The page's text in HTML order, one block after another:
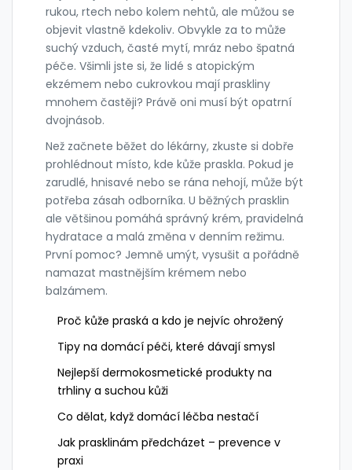
rukou, rtech nebo kolem nehtů, ale můžou se
objevit vlastně kdekoliv. Obvykle za to může
suchý vzduch, časté mytí, mráz nebo špatná
péče. Všimli jste si, že lidé s atopickým
ekzémem nebo cukrovkou mají praskliny
mnohem častěji? Právě oni musí být opatrní
dvojnásob.
Než začnete běžet do lékárny, zkuste si dobře
prohlédnout místo, kde kůže praskla. Pokud je
zarudlé, hnisavé nebo se rána nehojí, může být
potřeba zásah odborníka. U běžných prasklin
ale většinou pomáhá správný krém, pravidelná
hydratace a malá změna v denním režimu.
První pomoc? Jemně umýt, vysušit a pořádně
namazat mastnějším krémem nebo
balzámem.
Proč kůže praská a kdo je nejvíc ohrožený
Tipy na domácí péči, které dávají smysl
Nejlepší dermokosmetické produkty na
trhliny a suchou kůži
Co dělat, když domácí léčba nestačí
Jak prasklinám předcházet – prevence v
praxi